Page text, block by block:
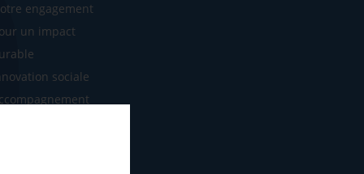
engagement
un impact
sociale